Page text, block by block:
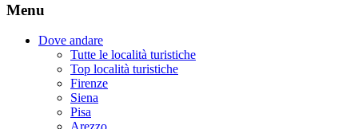
Menu
Dove andare
Tutte le località turistiche
Top località turistiche
Firenze
Siena
Pisa